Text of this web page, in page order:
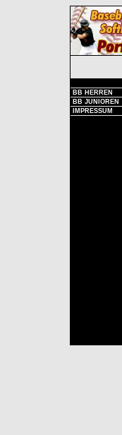
BB HERREN
BB JUNIOREN
IMPRESSUM